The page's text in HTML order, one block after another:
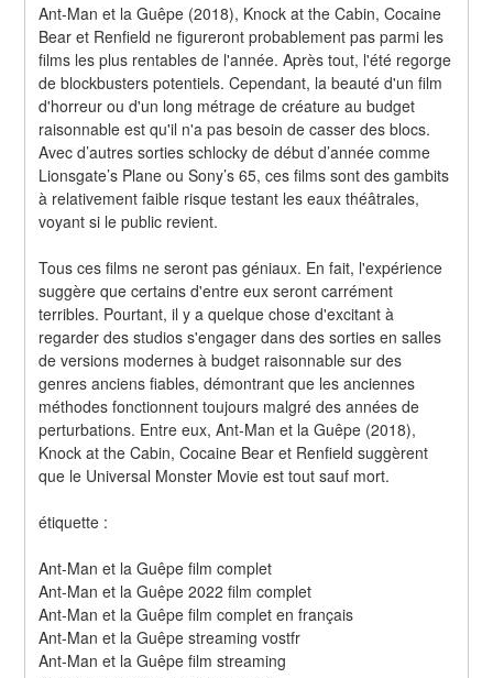
Ant-Man et la Guêpe (2018), Knock at the Cabin, Cocaine
Bear et Renfield ne figureront probablement pas parmi les
films les plus rentables de l'année. Après tout, l'été regorge
de blockbusters potentiels. Cependant, la beauté d'un film
d'horreur ou d'un long métrage de créature au budget
raisonnable est qu'il n'a pas besoin de casser des blocs.
Avec d’autres sorties schlocky de début d’année comme
Lionsgate’s Plane ou Sony’s 65, ces films sont des gambits
à relativement faible risque testant les eaux théâtrales,
voyant si le public revient.
Tous ces films ne seront pas géniaux. En fait, l'expérience
suggère que certains d'entre eux seront carrément
terribles. Pourtant, il y a quelque chose d'excitant à
regarder des studios s'engager dans des sorties en salles
de versions modernes à budget raisonnable sur des
genres anciens fiables, démontrant que les anciennes
méthodes fonctionnent toujours malgré des années de
perturbations. Entre eux, Ant-Man et la Guêpe (2018),
Knock at the Cabin, Cocaine Bear et Renfield suggèrent
que le Universal Monster Movie est tout sauf mort.
étiquette :
Ant-Man et la Guêpe film complet
Ant-Man et la Guêpe 2022 film complet
Ant-Man et la Guêpe film complet en français
Ant-Man et la Guêpe streaming vostfr
Ant-Man et la Guêpe film streaming